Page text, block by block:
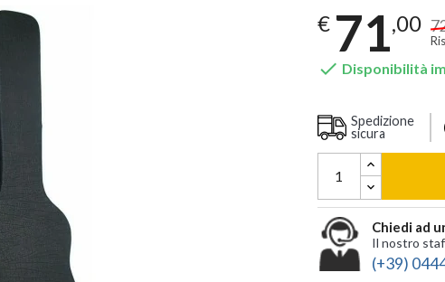
€ 71,00
 Disponibilità
Spedizione
sicura
Chiedi ad
Il nostro
(+39)